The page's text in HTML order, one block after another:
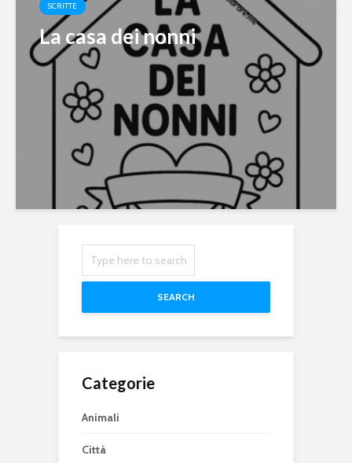
SCRITTE
La casa dei nonni
SEARCH
Categorie
Animali
Città